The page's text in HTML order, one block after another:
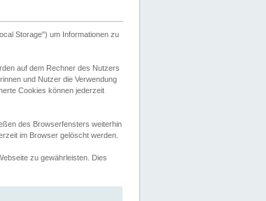
Storage") um Informationen zu
auf dem Rechner des Nutzers
und Nutzer die Verwendung
Cookies können jederzeit
des Browserfensters weiterhin
im Browser gelöscht werden.
zu gewährleisten. Dies